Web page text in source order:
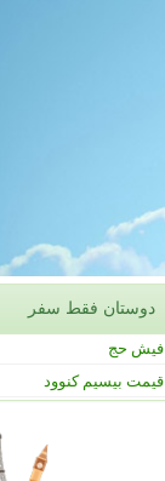
دوستان فقط سفر
فیش حج
قیمت بیسیم کنوود